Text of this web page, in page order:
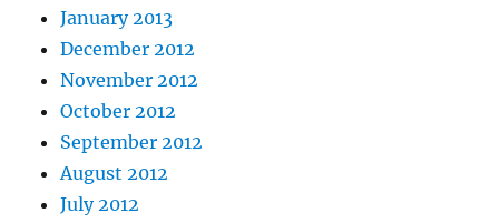
January 2013
December 2012
November 2012
October 2012
September 2012
August 2012
July 2012